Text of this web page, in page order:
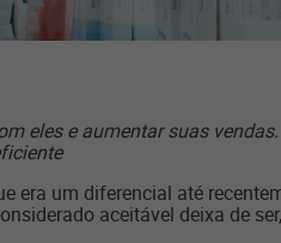
eles e aumentar suas
era um diferencial até
aceitável deixa de